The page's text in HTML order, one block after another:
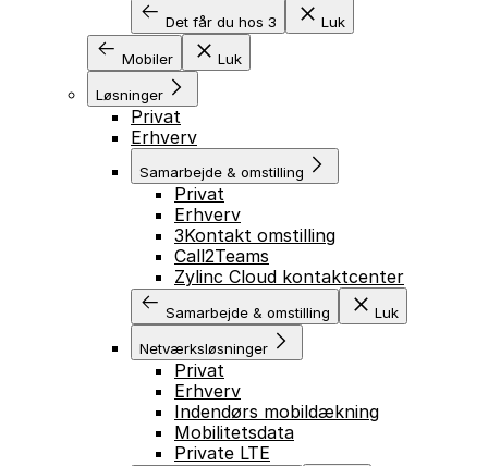
Det får du hos 3 Luk
Mobiler Luk
Løsninger
Privat
Erhverv
Samarbejde & omstilling
Privat
Erhverv
3Kontakt omstilling
Call2Teams
Zylinc Cloud kontaktcenter
Samarbejde & omstilling Luk
Netværksløsninger
Privat
Erhverv
Indendørs mobildækning
Mobilitetsdata
Private LTE